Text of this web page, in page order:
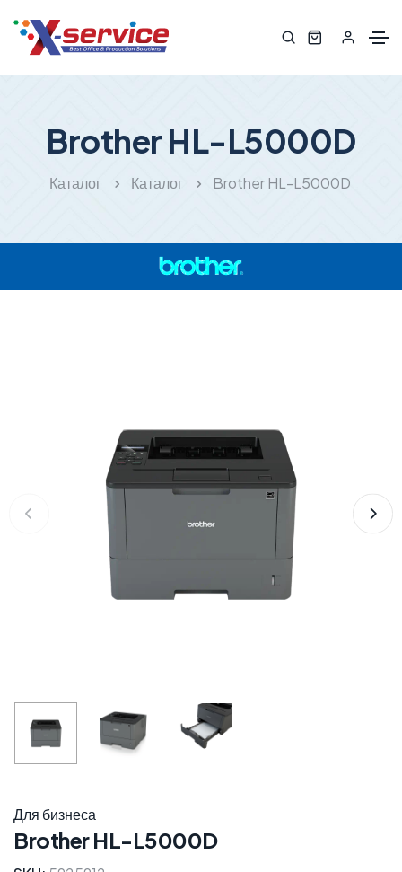
Brother HL-L5000D
Каталог Каталог Brother HL-L5000D
Для бизнеса
Brother HL-L5000D